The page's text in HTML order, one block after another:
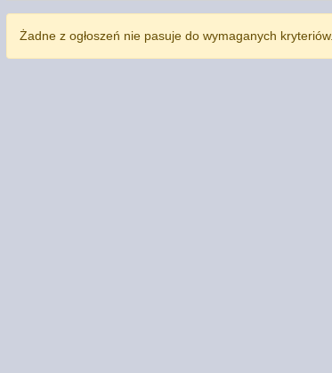
Żadne z ogłoszeń nie pasuje do wymaganych kryteriów.